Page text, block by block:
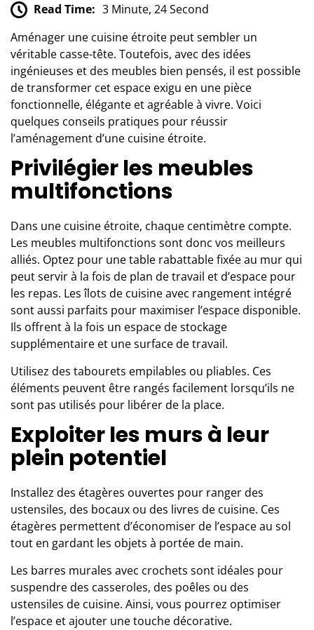
Read Time: 3 Minute, 24 Second
Aménager une cuisine étroite peut sembler un
véritable casse-tête. Toutefois, avec des idées
ingénieuses et des meubles bien pensés, il est possible
de transformer cet espace exigu en une pièce
fonctionnelle, élégante et agréable à vivre. Voici
quelques conseils pratiques pour réussir
l’aménagement d’une cuisine étroite.
Privilégier les meubles
multifonctions
Dans une cuisine étroite, chaque centimètre compte.
Les meubles multifonctions sont donc vos meilleurs
alliés. Optez pour une table rabattable fixée au mur qui
peut servir à la fois de plan de travail et d’espace pour
les repas. Lesîlots de cuisineavec rangement intégré
sont aussi parfaits pour maximiser l’espace disponible.
Ils offrent à la fois un espace de stockage
supplémentaire et une surface de travail.
Utilisez des tabourets empilables ou pliables. Ces
éléments peuvent être rangés facilement lorsqu’ils ne
sont pas utilisés pour libérer de la place.
Exploiter les murs à leur
plein potentiel
Installez des étagères ouvertes pour ranger des
ustensiles, des bocaux ou des livres de cuisine. Ces
étagères permettent d’économiser de l’espace au sol
tout en gardant les objets à portée de main.
Les barres murales avec crochets sont idéales pour
suspendre des casseroles, des poêles ou des
ustensiles de cuisine. Ainsi, vous pourrez optimiser
l’espace et ajouter une touche décorative.